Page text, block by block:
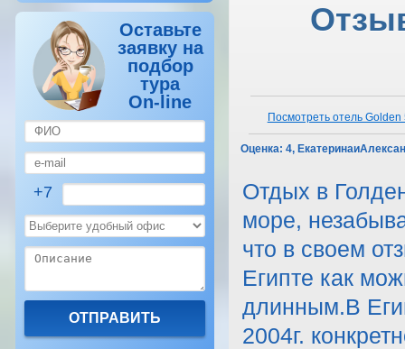
Оставьте
заявку на
подбор
тура
On-line
+7
Посмотреть отель
Оценка: 4,
Отдых в Голден 5 - супер! Огромная территория, сказочное море, незабываемые впечатления.Сразу хотим предупредить, что в своем отзыве мы попытались рассказать об отдыхе в Египте как можно подробнее, поэтому рассказ получился длинным.В Египте мы запланировали побывать ещё в марте 2004г. конкретно в Хургаде, т.к. там дешевле, чем Шарм-Ель-Шейхе, но мне не успели сделать загранпаспорт, поэтому поехали в Питер. Так сложилось, что следующий отпуск выпадал на середину августа. Об этом мы знали заранее и потому решили провести отпуск в Турции. За 2 месяца начали читать отзывы и подбирать отель. Уже в июне цены на август в Турции в хороший отель были для нас высоки. Изначально мы хотели отдохнуть 12-14 дней по 500 $ с человека за тур по системе «все включено», но мы не расстраивались из-за высоких цен, потомучто надеялись, что за неделю перед отпуском найдем горящее предложение, не смотря на это уже за месяц жена посетила несколько близ лежащих турагенств с целью подбора тура. Однако их сотрудники услышав, что наш отпуск начинается не скоро в один голос советовали подойти к ним за одну-две недели и обещали, что найдут лучшие предложения, устраивающие наши запросы. Но чем меньше времени оставалось до нашего отпуска, тем меньше становился наш оптимизм. С каждой неделей цены на туры все возрастали, ни каких достойных рассмотрения горячих путевок нам не попадалось. Основным по подбору путевок для нас был сайт Tury.ru, а так же сайты туроператоров. За 10 дней до начала нашего отпуска мы увидели, что цена на 14 дней в Кемере, а другой курорт в Турции мы не рассматривали, на человека будет стоить от 650-900 $ при размещении в самых скромных 3* отелях, отзывы по которым нас абсолютно не радовали. В связи с этим мы посмотрели, а какие же цены в Египте? И убедились, что Египет по ценам вполне может составить конкуренцию Турции. Нами были рассмотрены предложения с проживанием по системе НВ и «все включено». Много иформации о Египте было прочитано ещё в марте, но т.к. в июне мы решили лететь в Турцию, то все отзывы о Египте были благополучно выброшены – собиралась информация только по Кемеру, а по тому в последние 10 дней пришлось лихорадочно искать в интернете новую. За неделю до отпуска в субботу мы отправились в ближайшее турагенство от нашего дома. Связываться с более известными турагенствами, расположенными на других концах Москвы у нас не было ни желания ни возможности, т.к. работа отнимает слишком